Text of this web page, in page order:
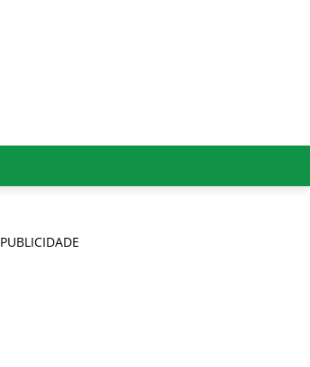
PUBLICIDADE